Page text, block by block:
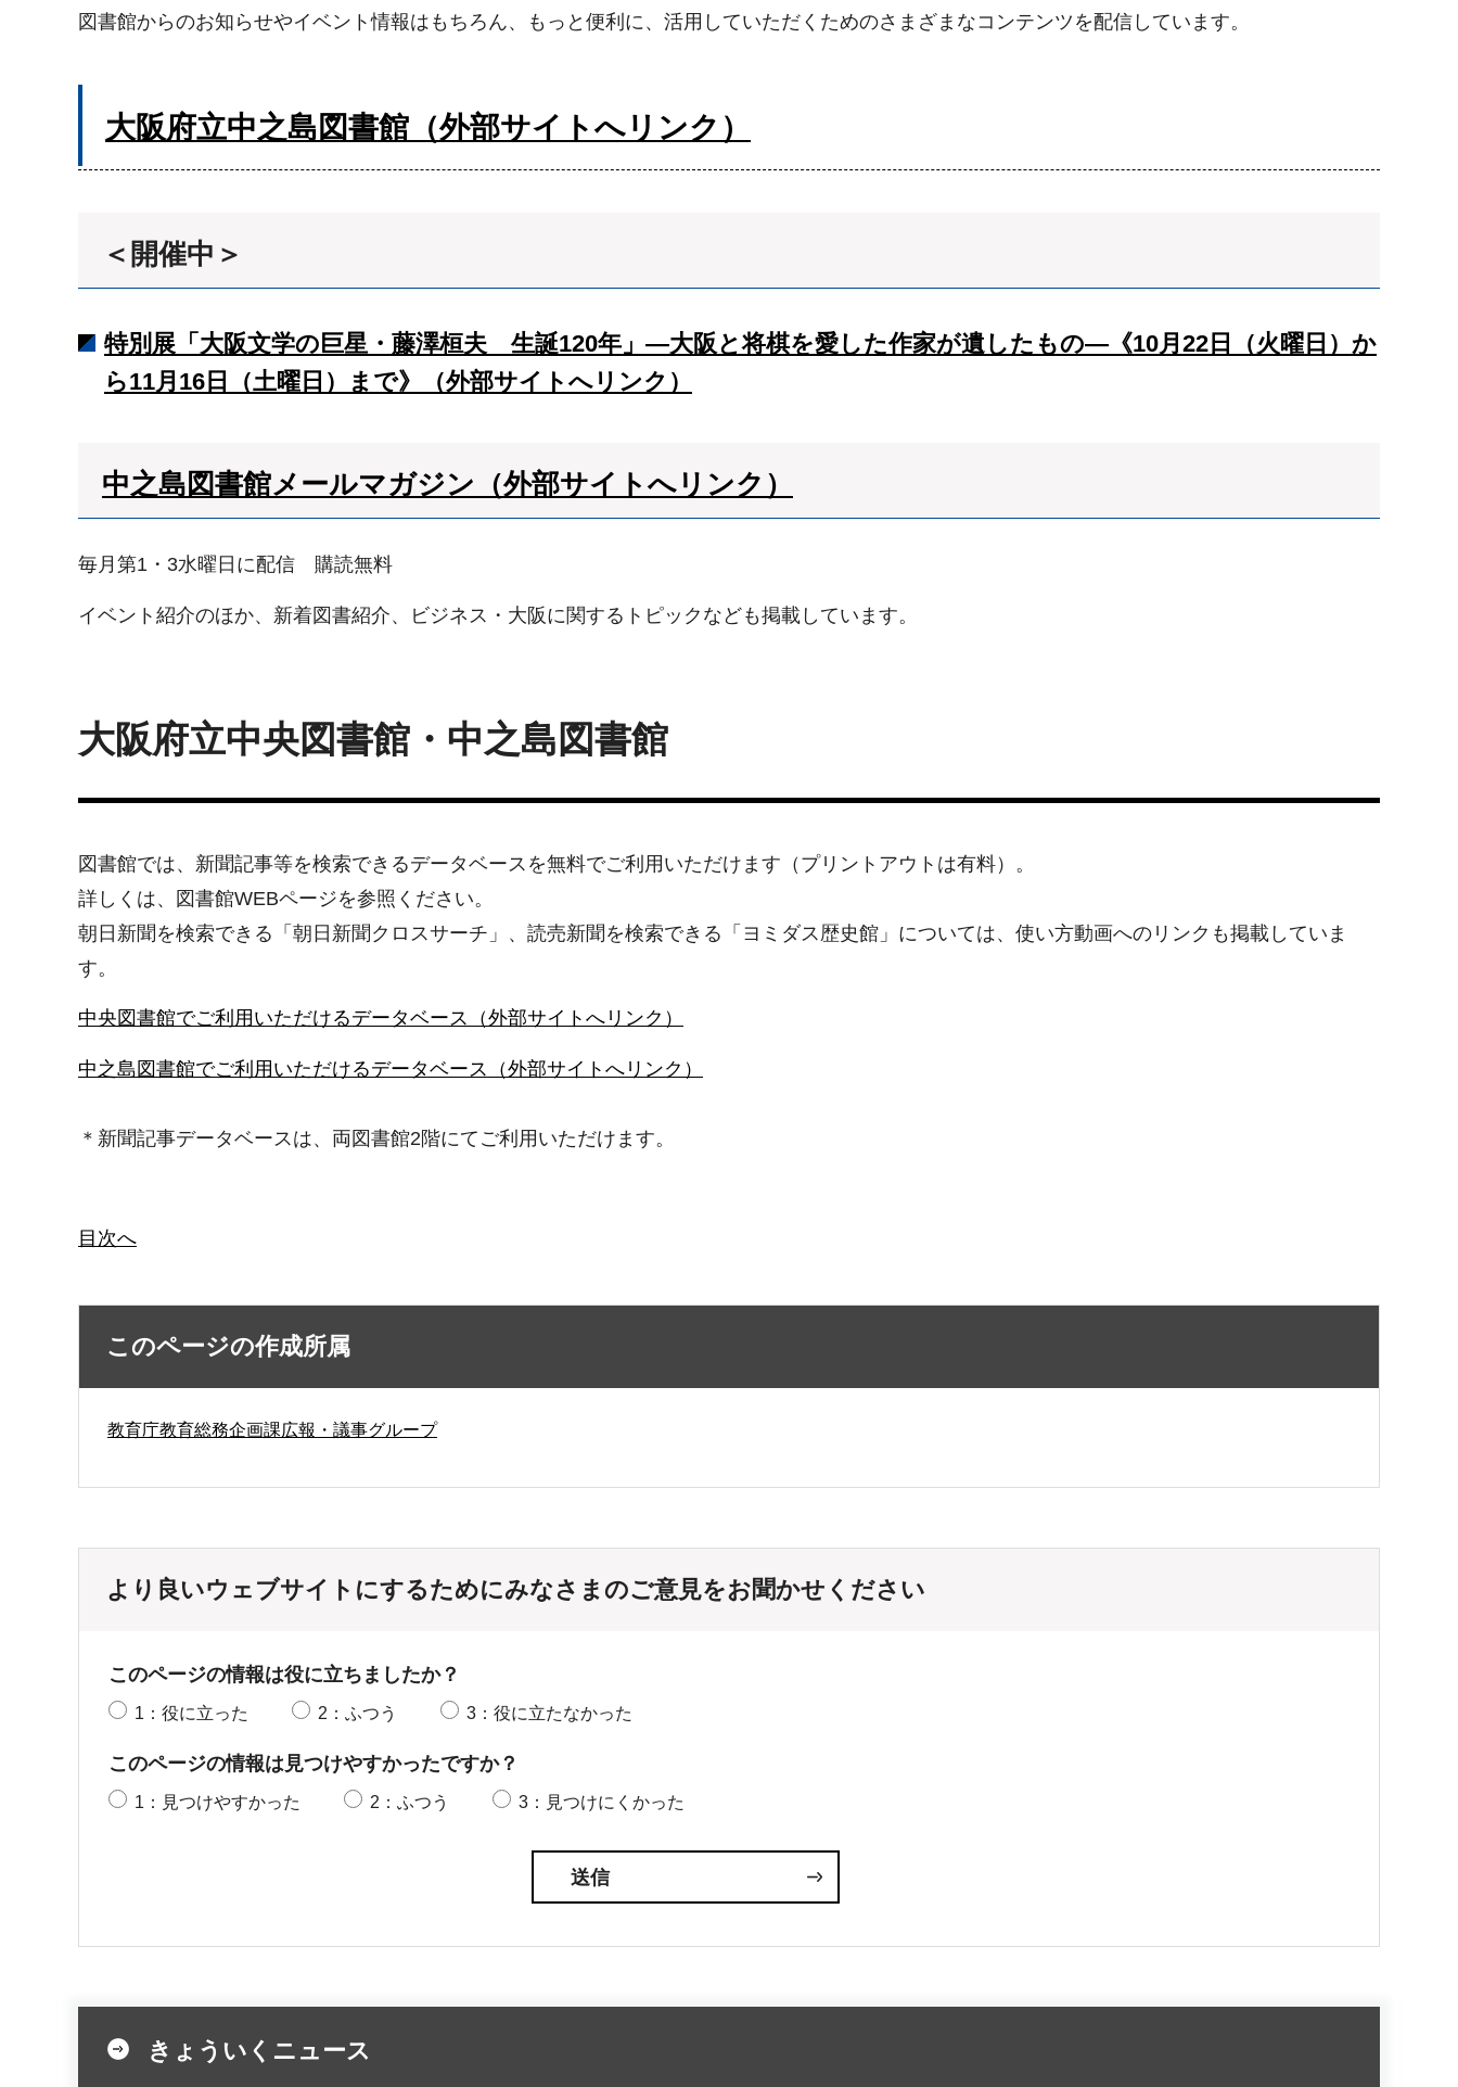
図書館からのお知らせやイベント情報はもちろん、もっと便利に、活用していただくためのさまざまなコンテンツを配信しています。
大阪府立中之島図書館（外部サイトへリンク）
＜開催中＞
特別展「大阪文学の巨星・藤澤桓夫 生誕120年」―大阪と将棋を愛した作家が遺したもの―《10月22日（火曜日）か
ら11月16日（土曜日）まで》（外部サイトへリンク）
中之島図書館メールマガジン（外部サイトへリンク）
毎月第1・3水曜日に配信 購読無料
イベント紹介のほか、新着図書紹介、ビジネス・大阪に関するトピックなども掲載しています。
大阪府立中央図書館・中之島図書館
図書館では、新聞記事等を検索できるデータベースを無料でご利用いただけます（プリントアウトは有料）。
詳しくは、図書館WEBページを参照ください。
朝日新聞を検索できる「朝日新聞クロスサーチ」、読売新聞を検索できる「ヨミダス歴史館」については、使い方動画へのリンクも掲載していま
す。
中央図書館でご利用いただけるデータベース（外部サイトへリンク）
中之島図書館でご利用いただけるデータベース（外部サイトへリンク）
＊新聞記事データベースは、両図書館2階にてご利用いただけます。
目次へ
このページの作成所属
教育庁教育総務企画課広報・議事グループ
より良いウェブサイトにするためにみなさまのご意見をお聞かせください
このページの情報は役に立ちましたか？
1：役に立った 2：ふつう 3：役に立たなかった
このページの情報は見つけやすかったですか？
1：見つけやすかった 2：ふつう 3：見つけにくかった
きょういくニュース